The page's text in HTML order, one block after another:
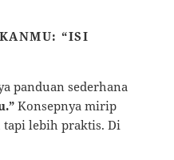
“ISI
panduan sederhana
Konsepnya mirip
tapi lebih praktis. Di